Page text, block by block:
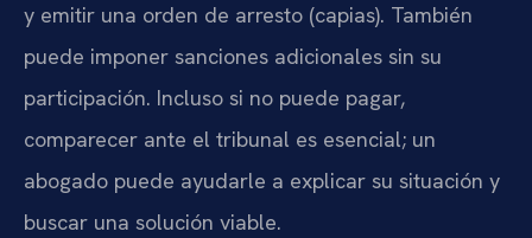
y emitir una orden de arresto (capias). También
puede imponer sanciones adicionales sin su
participación. Incluso si no puede pagar,
comparecer ante el tribunal es esencial; un
abogado puede ayudarle a explicar su situación y
buscar una solución viable.